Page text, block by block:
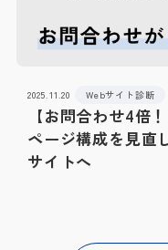
【お問合わせ4倍
ページ構成を見直
サイトへ
2025.11.20 Webサイト診断